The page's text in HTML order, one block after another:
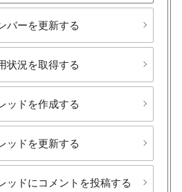
バーを​更新する
状況を​取得する
ッドを​作成する
ッドを​更新する
ッドに​コメントを​投稿する